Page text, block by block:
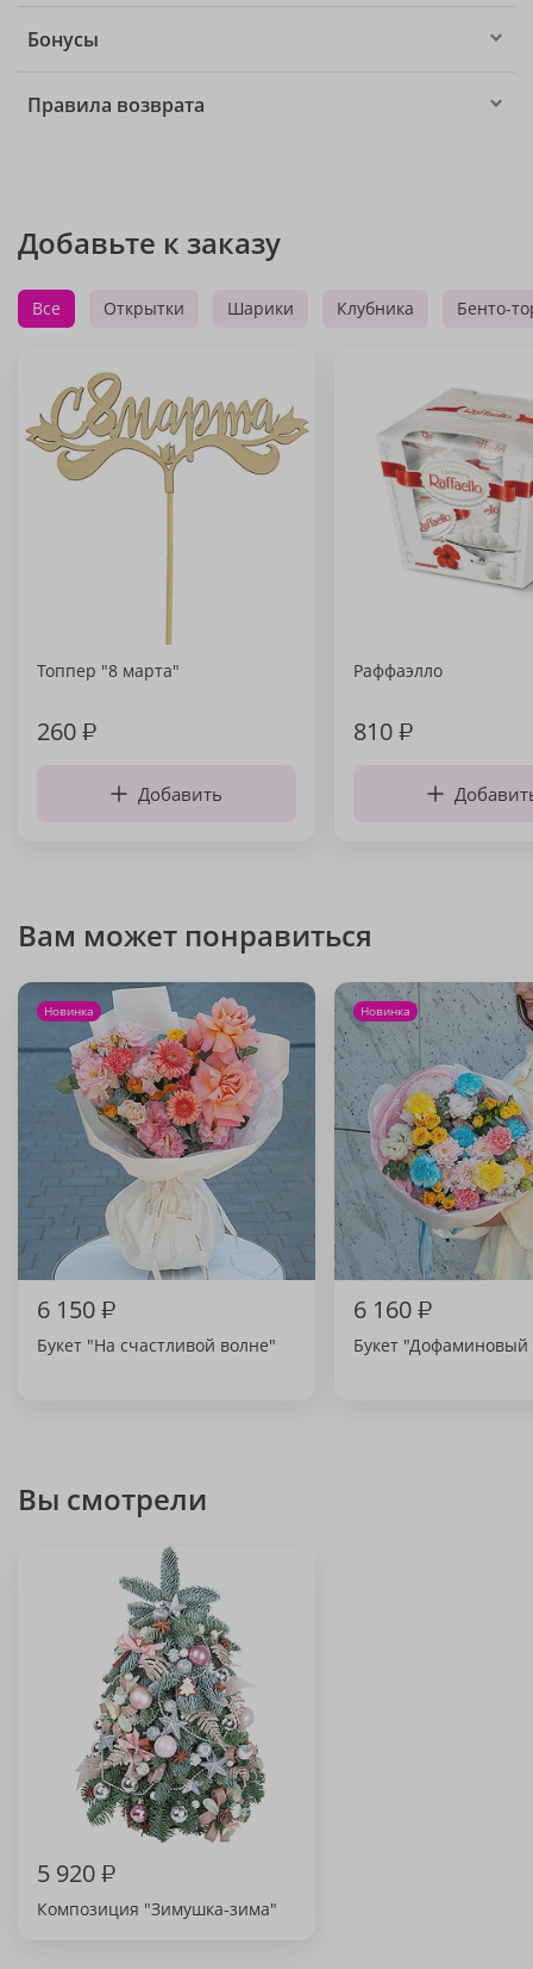
Бонусы
Правила возврата
Добавьте к заказу
Все Открытки Шарики Клубника Бенто-
Топпер "8 марта"
260₽
Добавить
Раффаэлло
810₽
Вам может понравиться
Новинка
6 150₽
Букет "На счастливой волне"
Новинка
6 160₽
Букет "Дофаминовый
Вы смотрели
5 920₽
Композиция "Зимушка-зима"